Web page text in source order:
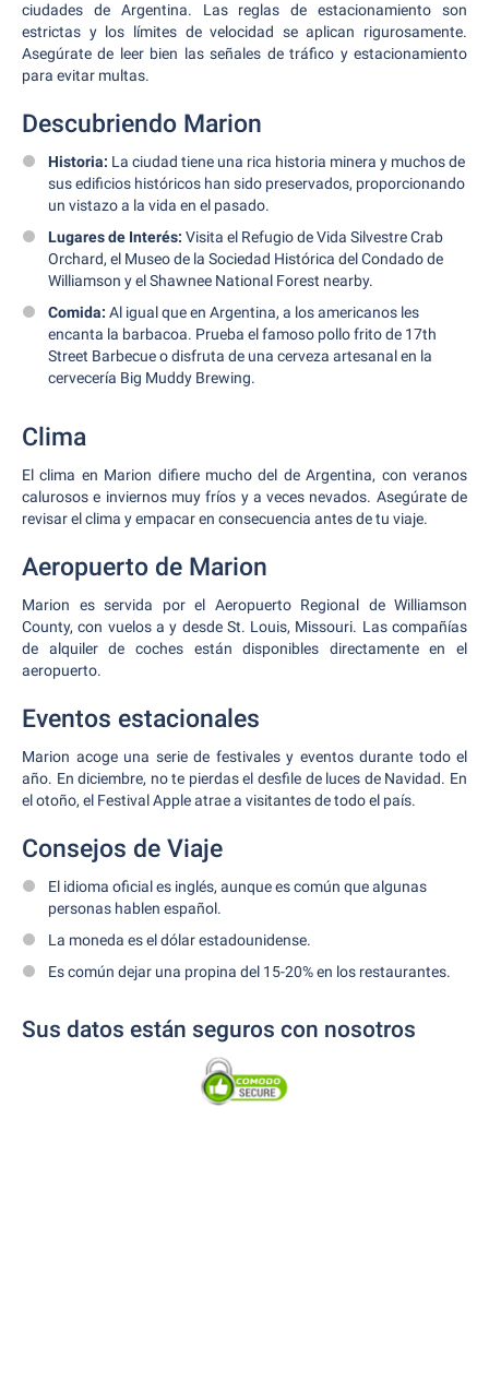
ciudades de Argentina. Las reglas de estacionamiento son
estrictas y los límites de velocidad se aplican rigurosamente.
Asegúrate de leer bien las señales de tráfico y estacionamiento
para evitar multas.
Descubriendo Marion
Historia: La ciudad tiene una rica historia minera y muchos de
sus edificios históricos han sido preservados, proporcionando
un vistazo a la vida en el pasado.
Lugares de Interés: Visita el Refugio de Vida Silvestre Crab
Orchard, el Museo de la Sociedad Histórica del Condado de
Williamson y el Shawnee National Forest nearby.
Comida: Al igual que en Argentina, a los americanos les
encanta la barbacoa. Prueba el famoso pollo frito de 17th
Street Barbecue o disfruta de una cerveza artesanal en la
cervecería Big Muddy Brewing.
Clima
El clima en Marion difiere mucho del de Argentina, con veranos
calurosos e inviernos muy fríos y a veces nevados. Asegúrate de
revisar el clima y empacar en consecuencia antes de tu viaje.
Aeropuerto de Marion
Marion es servida por el Aeropuerto Regional de Williamson
County, con vuelos a y desde St. Louis, Missouri. Las compañías
de alquiler de coches están disponibles directamente en el
aeropuerto.
Eventos estacionales
Marion acoge una serie de festivales y eventos durante todo el
año. En diciembre, no te pierdas el desfile de luces de Navidad. En
el otoño, el Festival Apple atrae a visitantes de todo el país.
Consejos de Viaje
El idioma oficial es inglés, aunque es común que algunas
personas hablen español.
La moneda es el dólar estadounidense.
Es común dejar una propina del 15-20% en los restaurantes.
Sus datos están seguros con nosotros